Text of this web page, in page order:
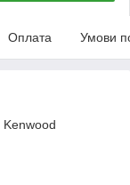
Оплата Умови
Kenwood